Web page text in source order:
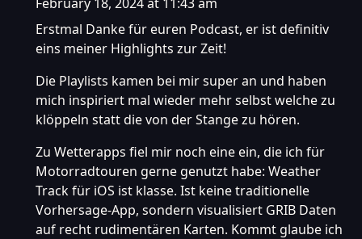
Erstmal Danke für euren Podcast, er ist definitiv
eins meiner Highlights zur Zeit!
Die Playlists kamen bei mir super an und haben
mich inspiriert mal wieder mehr selbst welche zu
klöppeln statt die von der Stange zu hören.
Zu Wetterapps fiel mir noch eine ein, die ich für
Motorradtouren gerne genutzt habe: Weather
Track für iOS ist klasse. Ist keine traditionelle
Vorhersage-App, sondern visualisiert GRIB Daten
auf recht rudimentären Karten. Kommt glaube ich